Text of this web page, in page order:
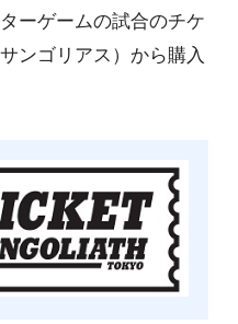
ーゲームの試合のチケ
ンゴリアス）から購入